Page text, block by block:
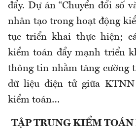
đẩy. Dự án “Chuyển đổi số
nhân tạo trong hoạt động
tục triển khai thực hiện;
kiểm toán đẩy mạnh triển
thông tin nhằm tăng cường
dữ liệu điện tử giữa
kiểm toán…
TẬP TRUNG KIỂM